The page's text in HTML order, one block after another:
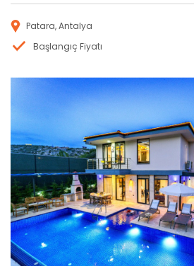
Patara, Antalya
Başlangıç Fiyatı
Rezervasyon